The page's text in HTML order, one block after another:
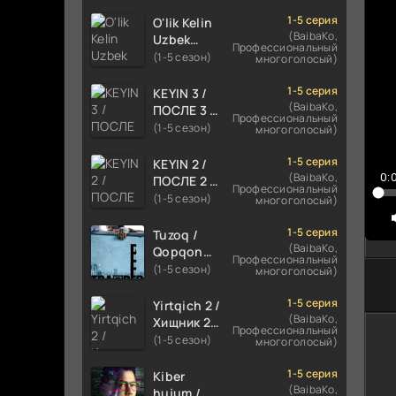
HIND KINO
2024
TARJIMA
Skachat
O'lik Kelin
Uzbek
tilida 2023
Tarjima
kino
skachat
(1-5 сезон)
1-5 серия
(BaibaKo,
Профессиональный
многоголосый)
KEYIN 3 /
ПОСЛЕ 3 /
AFTER 3
FILM
UZBEK
TILIDA
TARJIMA
FILM HD
(1-5 сезон)
1-5 серия
(BaibaKo,
Профессиональный
многоголосый)
KEYIN 2 /
ПОСЛЕ 2 /
AFTER 2
FILM
UZBEK
TILIDA
TARJIMA
FILM HD
(1-5 сезон)
1-5 серия
(BaibaKo,
Профессиональный
многоголосый)
Tuzoq /
Qopqon
Hind
2016 Uzbek
tilida
tarjima film
(1-5 сезон)
1-5 серия
(BaibaKo,
Профессиональный
многоголосый)
Yirtqich 2 /
Хищник 2
Xishnik
tilida 2018-
2024
(1-5 сезон)
1-5 серия
(BaibaKo,
Профессиональный
многоголосый)
Kiber
1-5 серия
(BaibaKo,
1
2